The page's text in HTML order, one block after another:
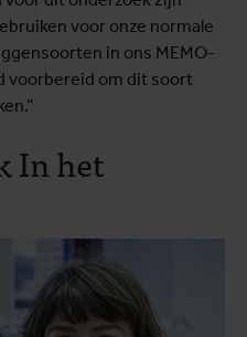
voor onze normale
in ons MEMO-
voorbereid om dit soort
In het